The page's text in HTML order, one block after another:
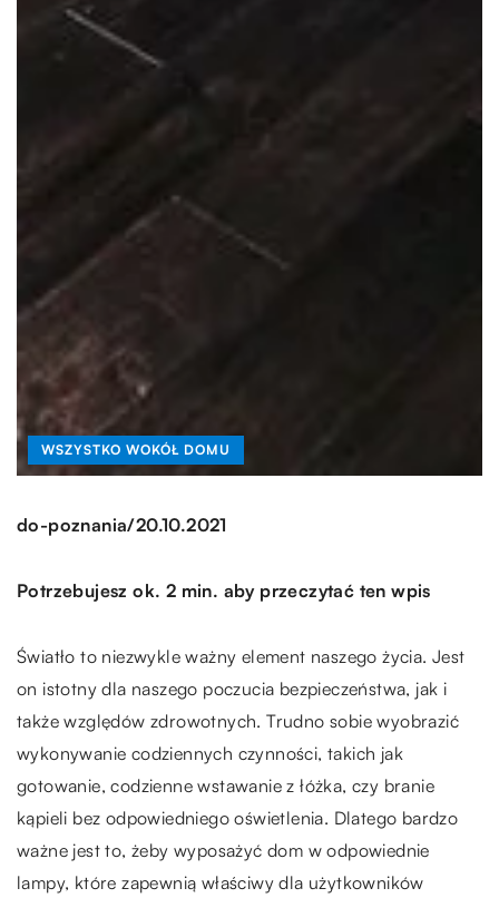
WSZYSTKO WOKÓŁ DOMU
do-poznania/20.10.2021
Potrzebujesz ok. 2 min. aby przeczytać ten wpis
Światło to niezwykle ważny element naszego życia. Jest
on istotny dla naszego poczucia bezpieczeństwa, jak i
także względów zdrowotnych. Trudno sobie wyobrazić
wykonywanie codziennych czynności, takich jak
gotowanie, codzienne wstawanie z łóżka, czy branie
kąpieli bez odpowiedniego oświetlenia. Dlatego bardzo
ważne jest to, żeby wyposażyć dom w odpowiednie
lampy, które zapewnią właściwy dla użytkowników